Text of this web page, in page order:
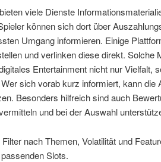
viele Dienste
können sich dort über
Umgang informieren. Einige
und verlinken diese direkt. Solche
Entertainment nicht nur Vielfalt,
sich vorab kurz informiert, kann die
Besonders hilfreich sind auch
und bei der Auswahl
Filter nach Themen, Volatilität und
Slots.